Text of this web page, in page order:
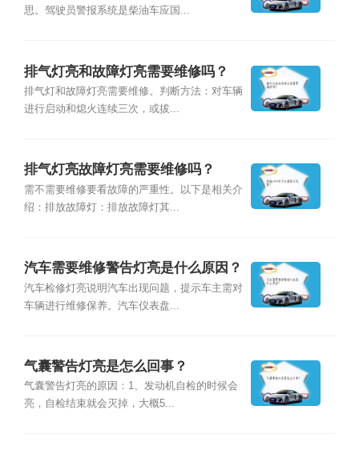
思。驾驶员警报系统是柴油车应国...
排气灯亮和故障灯亮需要维修吗？
排气灯和故障灯亮需要维修。判断方法：对车辆
进行启动和熄火连续三次，或拔...
排气灯亮故障灯亮需要维修吗？
需不需要维修要看故障的严重性。以下是相关介
绍：排放故障灯：排放故障灯其...
汽车需要维修警告灯亮是什么原因？
汽车检修灯亮说明汽车出现问题，提示车主需对
车辆进行维修保养。汽车仪表盘...
气囊警告灯亮是怎么回事？
气囊警告灯亮的原因：1、发动机自检的时候会
亮，自检结束就会灭掉，大概5...